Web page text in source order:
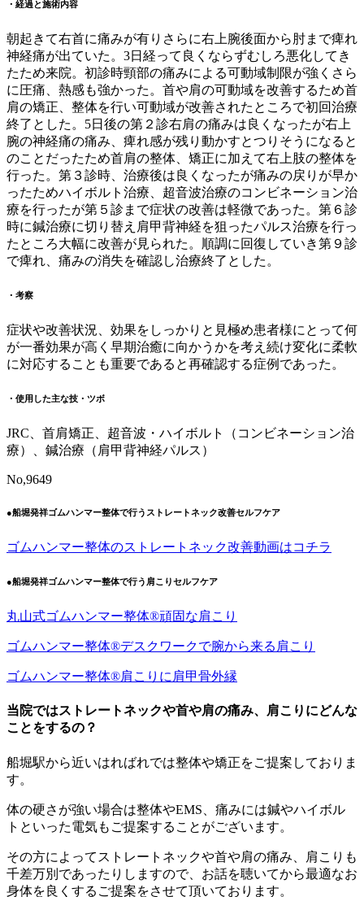
・経過と施術内容
朝起きて右首に痛みが有りさらに右上腕後面から肘まで痺れ
神経痛が出ていた。3日経って良くならずむしろ悪化してき
たため来院。初診時頸部の痛みによる可動域制限が強くさら
に圧痛、熱感も強かった。首や肩の可動域を改善するため首
肩の矯正、整体を行い可動域が改善されたところで初回治療
終了とした。5日後の第２診右肩の痛みは良くなったが右上
腕の神経痛の痛み、痺れ感が残り動かすとつりそうになると
のことだったため首肩の整体、矯正に加えて右上肢の整体を
行った。第３診時、治療後は良くなったが痛みの戻りが早か
ったためハイボルト治療、超音波治療のコンビネーション治
療を行ったが第５診まで症状の改善は軽微であった。第６診
時に鍼治療に切り替え肩甲背神経を狙ったパルス治療を行っ
たところ大幅に改善が見られた。順調に回復していき第９診
で痺れ、痛みの消失を確認し治療終了とした。
・考察
症状や改善状況、効果をしっかりと見極め患者様にとって何
が一番効果が高く早期治癒に向かうかを考え続け変化に柔軟
に対応することも重要であると再確認する症例であった。
・使用した主な技・ツボ
JRC、首肩矯正、超音波・ハイボルト（コンビネーション治
療）、鍼治療（肩甲背神経パルス）
No,9649
●船堀発祥ゴムハンマー整体で行うストレートネック改善セルフケア
ゴムハンマー整体のストレートネック改善動画はコチラ
●船堀発祥ゴムハンマー整体で行う肩こりセルフケア
丸山式ゴムハンマー整体®︎頑固な肩こり
ゴムハンマー整体®︎デスクワークで腕から来る肩こり
ゴムハンマー整体®️肩こりに肩甲骨外縁
当院ではストレートネックや首や肩の痛み、肩こりにどんな
ことをするの？
船堀駅から近いはればれでは整体や矯正をご提案しておりま
す。
体の硬さが強い場合は整体やEMS、痛みには鍼やハイボル
トといった電気もご提案することがございます。
その方によってストレートネックや首や肩の痛み、肩こりも
千差万別であったりしますので、お話を聴いてから最適なお
身体を良くするご提案をさせて頂いております。